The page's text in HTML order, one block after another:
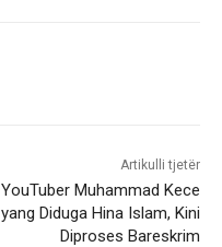
Artikulli tjetër
YouTuber Muhammad Kece
yang Diduga Hina Islam, Kini
Diproses Bareskrim